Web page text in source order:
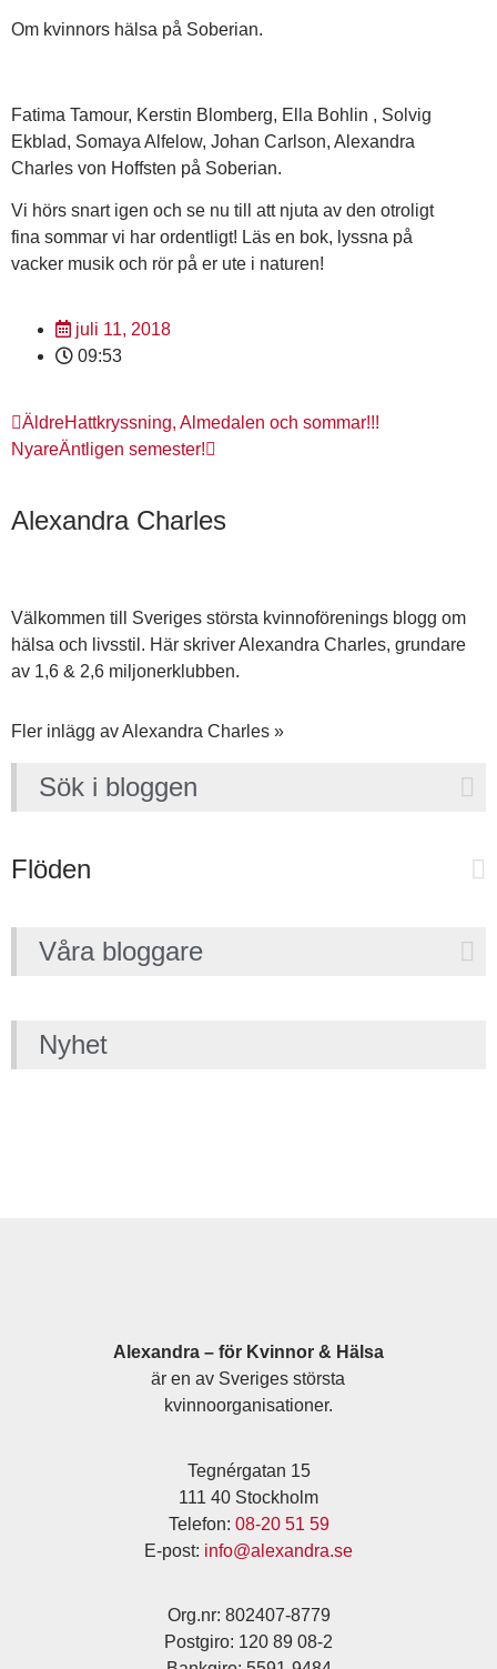
Om kvinnors hälsa på Soberian.
Fatima Tamour, Kerstin Blomberg, Ella Bohlin , Solvig
Ekblad, Somaya Alfelow, Johan Carlson, Alexandra
Charles von Hoffsten på Soberian.
Vi hörs snart igen och se nu till att njuta av den otroligt
fina sommar vi har ordentligt! Läs en bok, lyssna på
vacker musik och rör på er ute i naturen!
juli 11, 2018
09:53
ÄldreHattkryssning, Almedalen och sommar!!!
NyareÄntligen semester!
Alexandra Charles
Välkommen till Sveriges största kvinnoförenings blogg om
hälsa och livsstil. Här skriver Alexandra Charles, grundare
av 1,6 & 2,6 miljonerklubben.
Fler inlägg av Alexandra Charles »
Sök i bloggen
Flöden
Våra bloggare
Nyhet
Alexandra – för Kvinnor & Hälsa
är en av Sveriges största
kvinnoorganisationer.
Tegnérgatan 15
111 40 Stockholm
Telefon: 08-20 51 59
E-post: info@alexandra.se
Org.nr: 802407-8779
Postgiro: 120 89 08-2